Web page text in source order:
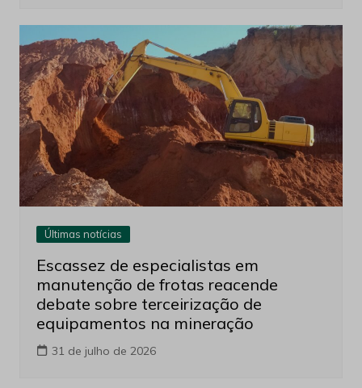
Últimas notícias
Escassez de especialistas em
manutenção de frotas reacende
debate sobre terceirização de
equipamentos na mineração
31 de julho de 2026